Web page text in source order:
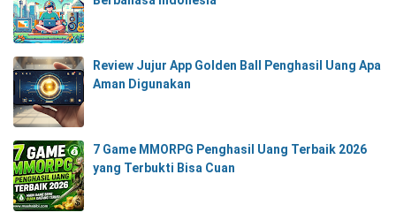
Review Jujur App Golden Ball Penghasil Uang Apa
Aman Digunakan
7 Game MMORPG Penghasil Uang Terbaik 2026
yang Terbukti Bisa Cuan